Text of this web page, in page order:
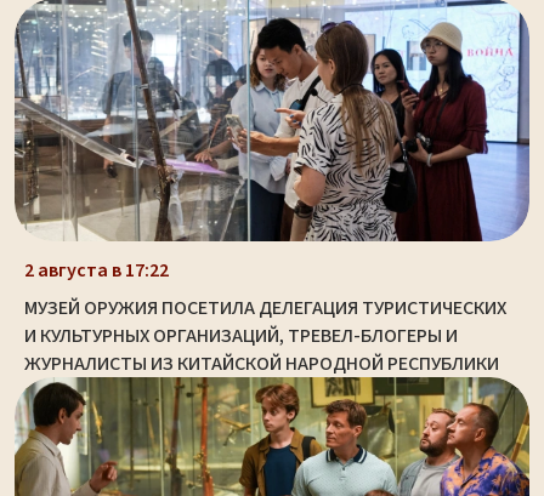
2 августа в 17:22
МУЗЕЙ ОРУЖИЯ ПОСЕТИЛА ДЕЛЕГАЦИЯ ТУРИСТИЧЕСКИХ
И КУЛЬТУРНЫХ ОРГАНИЗАЦИЙ, ТРЕВЕЛ-БЛОГЕРЫ И
ЖУРНАЛИСТЫ ИЗ КИТАЙСКОЙ НАРОДНОЙ РЕСПУБЛИКИ